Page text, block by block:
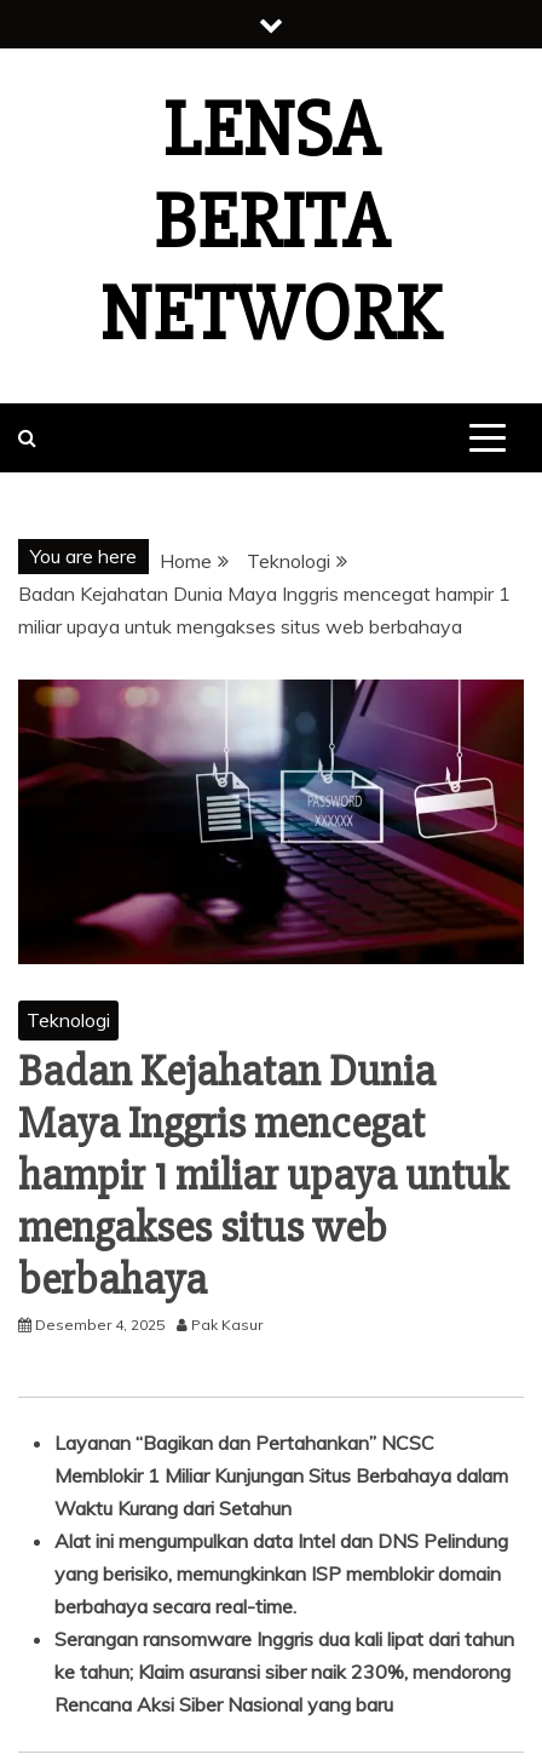
to
LENSA
BERITA
NETWORK
You are here Home
Teknologi
Badan Kejahatan Dunia Maya Inggris mencegat hampir 1
miliar upaya untuk mengakses situs web berbahaya
Teknologi
Badan Kejahatan Dunia
Maya Inggris mencegat
hampir 1 miliar upaya untuk
mengakses situs web
berbahaya
Desember 4, 2025 Pak Kasur
Layanan “Bagikan dan Pertahankan” NCSC
Memblokir 1 Miliar Kunjungan Situs Berbahaya dalam
Waktu Kurang dari Setahun
Alat ini mengumpulkan data Intel dan DNS Pelindung
yang berisiko, memungkinkan ISP memblokir domain
berbahaya secara real-time.
Serangan ransomware Inggris dua kali lipat dari tahun
ke tahun; Klaim asuransi siber naik 230%, mendorong
Rencana Aksi Siber Nasional yang baru